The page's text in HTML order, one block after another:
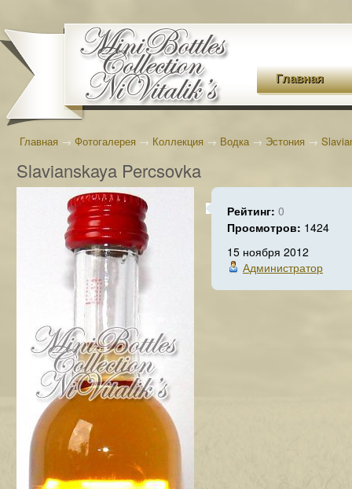
Главная
Главная → Фотогалерея → Коллекция → Водка→ Эстония →
Slavianskaya Percsovka
Рейтинг: 0
Просмотров: 1424
15 ноября 2012
Администратор